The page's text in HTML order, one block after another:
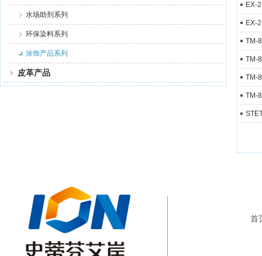
水场助剂系列
环保染料系列
涂饰产品系列
皮革产品
EX-
EX-
TM-
TM-
TM-
TM-